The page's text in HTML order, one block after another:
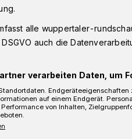
alle wuppertaler-
auch die
verarbeiten Daten, um
auf einem Endgerät.
von Inhalten,